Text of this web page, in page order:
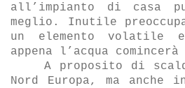
all’impianto di casa
meglio. Inutile
un elemento volatile
appena l’acqua
A proposito di
Nord Europa, ma anche